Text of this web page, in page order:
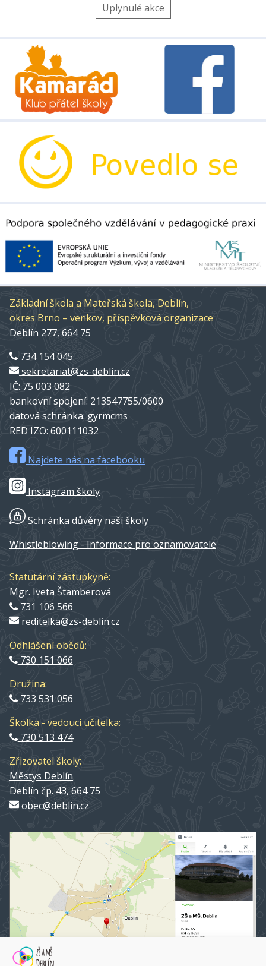
Uplynulé akce
Základní škola a Mateřská škola, Deblín,
okres Brno – venkov, příspěvková organizace
Deblín 277, 664 75
734 154 045
sekretariat@zs-deblin.cz
IČ: 75 003 082
bankovní spojení: 213547755/0600
datová schránka: gyrmcms
RED IZO: 600111032
Najdete nás na facebooku
Instagram školy
Schránka důvěry naší školy
Whistleblowing - Informace pro oznamovatele
Statutární zástupkyně:
Mgr. Iveta Štamberová
731 106 566
reditelka@zs-deblin.cz
Odhlášení obědů:
730 151 066
Družina:
733 531 056
Školka - vedoucí učitelka:
730 513 474
Zřizovatel školy:
Městys Deblín
Deblín čp. 43, 664 75
obec@deblin.cz